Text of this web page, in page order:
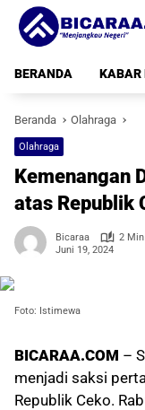
Langsung
konten
BERANDA
KABAR
Beranda Olahraga
Olahraga
Kemenangan
atas Republik
Bicaraa
2
Juni 19, 2024
Foto: Istimewa
BICARAA.COM –
menjadi saksi
Republik Ceko.